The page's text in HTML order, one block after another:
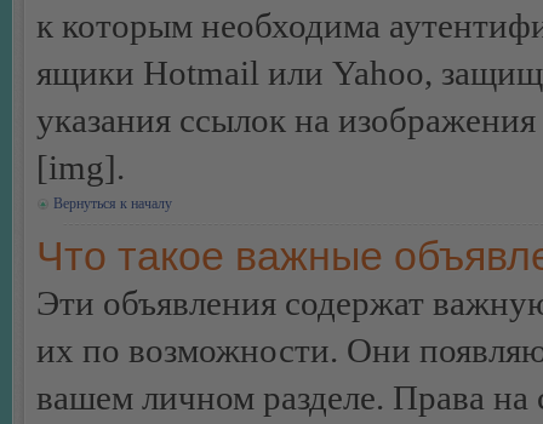
к которым необходима
ящики Hotmail или Yahoo,
указания ссылок на
[img].
Вернуться к началу
Что такое важные
Эти объявления содержат
их по возможности. Они
вашем личном разделе. Права